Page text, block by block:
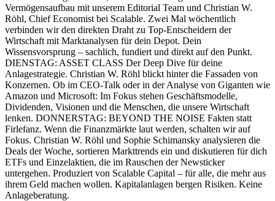
Vermögensaufbau mit unserem Editorial Team und Christian W.
Röhl, Chief Economist bei Scalable. Zwei Mal wöchentlich
verbinden wir den direkten Draht zu Top-Entscheidern der
Wirtschaft mit Marktanalysen für dein Depot. Dein
Wissensvorsprung – sachlich, fundiert und direkt auf den Punkt.
DIENSTAG: ASSET CLASS Der Deep Dive für deine
Anlagestrategie. Christian W. Röhl blickt hinter die Fassaden von
Konzernen. Ob im CEO-Talk oder in der Analyse von Giganten wie
Amazon und Microsoft: Im Fokus stehen Geschäftsmodelle,
Dividenden, Visionen und die Menschen, die unsere Wirtschaft
lenken. DONNERSTAG: BEYOND THE NOISE Fakten statt
Firlefanz. Wenn die Finanzmärkte laut werden, schalten wir auf
Fokus. Christian W. Röhl und Sophie Schimansky analysieren die
Deals der Woche, sortieren Markttrends ein und diskutieren für dich
ETFs und Einzelaktien, die im Rauschen der Newsticker
untergehen. Produziert von Scalable Capital – für alle, die mehr aus
ihrem Geld machen wollen. Kapitalanlagen bergen Risiken. Keine
Anlageberatung.